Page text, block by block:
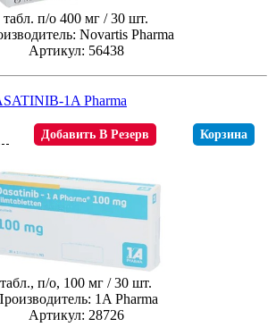
табл. п/о 400 мг / 30 шт.
Novartis Pharma
Артикул: 56438
1A Pharma
Добавить В Резерв Корзина
табл., п/о, 100 мг / 30 шт.
1A Pharma
Артикул: 28726